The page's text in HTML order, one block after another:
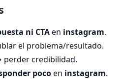
ni CTAen instagram.
el problema/resultado.
perder credibilidad.
pocoen instagram.